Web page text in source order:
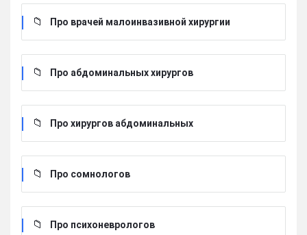
Про врачей малоинвазивной хирургии
Про абдоминальных хирургов
Про хирургов абдоминальных
Про сомнологов
Про психоневрологов